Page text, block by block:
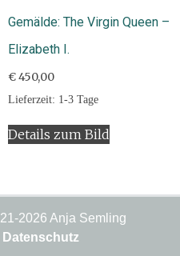
Gemälde: The Virgin Queen –
Elizabeth I.
€450,00
Lieferzeit: 1-3 Tage
Details zum Bild
2026 Anja Semling
Datenschutz